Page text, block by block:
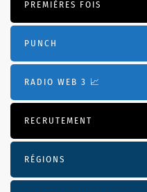
PREMIÈRES FOIS
PUNCH
RADIO WEB 3 📈
RECRUTEMENT
RÉGIONS